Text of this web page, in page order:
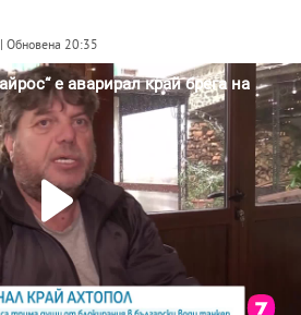
| Обновена 20:35